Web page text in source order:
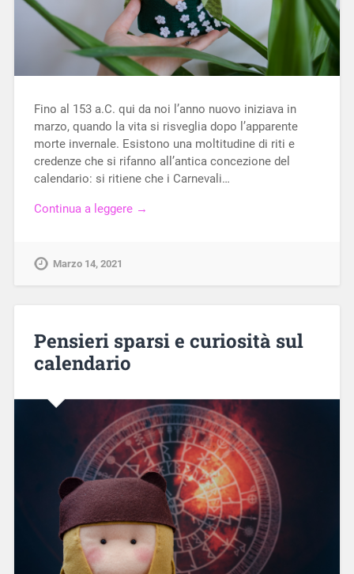
Fino al 153 a.C. qui da noi l’anno nuovo iniziava in
marzo, quando la vita si risveglia dopo l’apparente
morte invernale. Esistono una moltitudine di riti e
credenze che si rifanno all’antica concezione del
calendario: si ritiene che i Carnevali…
Continua a leggere →
Marzo 14, 2021
Pensieri sparsi e curiosità sul
calendario